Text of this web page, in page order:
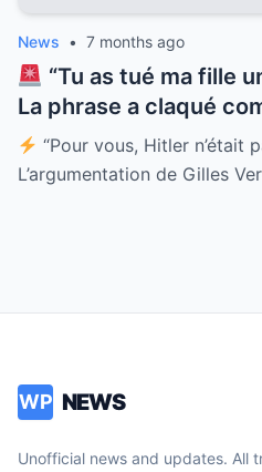
News • 7 months ago
“Tu as tué ma fille
La phrase a claqué
fouet sur le plateau de
Jardin, père d’une
livré une leçon de
force à regarder
“Pour vous, Hitler n’était
L’argumentation de Gilles
WP NEWS
Unofficial news and updates. All